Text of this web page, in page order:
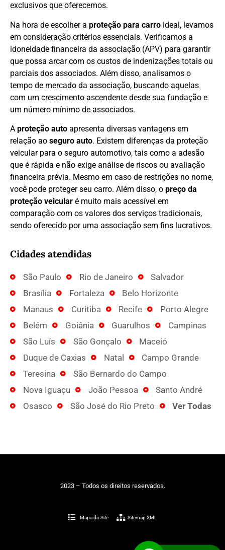
exclusivos que oferecemos.
Na hora de escolher a proteção para carro ideal, levamos
em consideração critérios essenciais. Verificamos a
idoneidade financeira da associação (APV) para garantir
que possa arcar com os custos de indenizações totais ou
parciais dos associados. Além disso, analisamos o
tempo de mercado da associação, buscando aquelas
com um crescimento ascendente desde sua fundação e
um número mínimo de associados.
A proteção auto apresenta diversas vantagens em
relação ao seguro auto. Existem diferenças da proteção
veicular para o seguro automotivo, tais como a adesão
que é rápida e não exige análise de riscos ou avaliação
financeira prévia. Mesmo em caso de restrições no nome,
você pode proteger seu carro. Além disso, o preço da
proteção veicular é muito mais acessível em
comparação com os valores dos serviços tradicionais,
sendo oferecido por uma associação sem fins lucrativos.
Cidades atendidas
São Paulo Rio de Janeiro
Salvador
Brasília
Fortaleza
Belo Horizonte
Manaus
Curitiba Recife
Porto Alegre
Belém
Goiânia Guarulhos
Campinas
São Luís
São Gonçalo
Maceió
Duque de Caxias
Natal
Campo Grande
Teresina
São Bernardo do Campo
Nova Iguaçu
João Pessoa
Santo André
Osasco
São José do Rio Preto Ver Todas
2023 – Todos os direitos reservados.
Mapa do Site Sitemap XML